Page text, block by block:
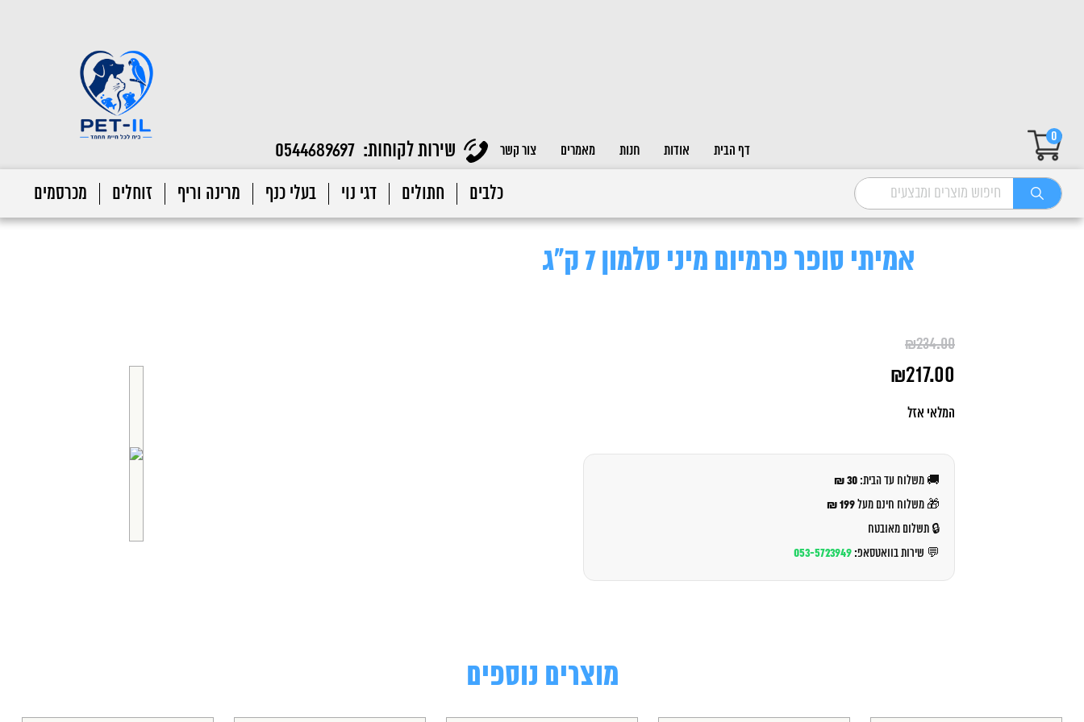
0
דף הבית
אודות חנות מאמרים צור קשר שירות לקוחות: 0544689697
כלבים חתולים דגי נוי בעלי כנף מרינה וריף זוחלים מכרסמים
אמיתי סופר פרמיום מיני סלמון 7 ק"ג
₪234.00
המקורי
₪234.00.
₪217.00
הנוכחי
המלאי אזל
🚚 משלוח עד הבית: 30 ₪
🎁 משלוח חינם מעל199 ₪
🔒 תשלום מאובטח
💬 שירות בוואטסאפ: 053-5723949
מוצרים נוספים